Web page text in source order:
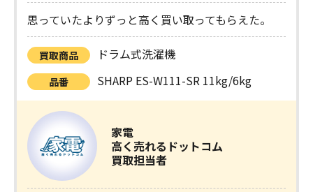
思っていたよりずっと高く買い取ってもらえた。
買取商品 ドラム式洗濯機
品番 SHARP ES-W111-SR 11kg/6kg
家電
高く売れるドットコム
買取担当者